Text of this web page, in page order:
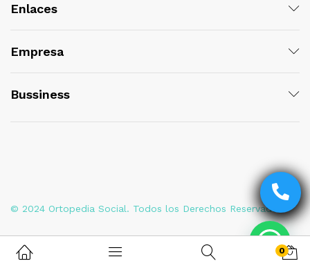
Enlaces
Empresa
Bussiness
© 2024 Ortopedia Social. Todos los Derechos Reservados
0